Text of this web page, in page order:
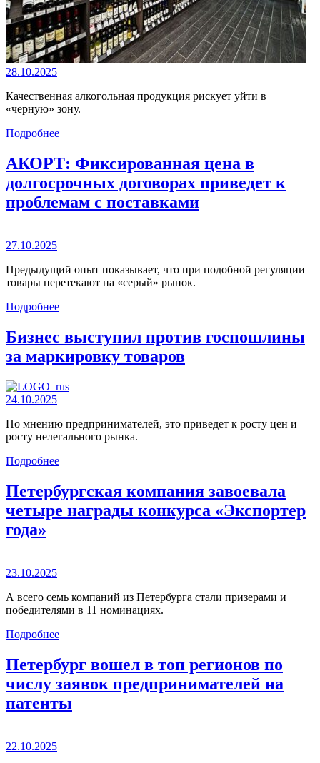
28.10.2025
Качественная алкогольная продукция рискует уйти в
«черную» зону.
Подробнее
АКОРТ: Фиксированная цена в
долгосрочных договорах приведет к
проблемам с поставками
27.10.2025
Предыдущий опыт показывает, что при подобной регуляции
товары перетекают на «серый» рынок.
Подробнее
Бизнес выступил против госпошлины
за маркировку товаров
24.10.2025
По мнению предпринимателей, это приведет к росту цен и
росту нелегального рынка.
Подробнее
Петербургская компания завоевала
четыре награды конкурса «Экспортер
года»
23.10.2025
А всего семь компаний из Петербурга стали призерами и
победителями в 11 номинациях.
Подробнее
Петербург вошел в топ регионов по
числу заявок предпринимателей на
патенты
22.10.2025